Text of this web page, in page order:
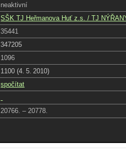
neaktivní
SŠK TJ Heřmanova Huť z.s. / TJ
35441
347205
1096
1100 (4. 5. 2010)
spočítat
20766. – 20778.